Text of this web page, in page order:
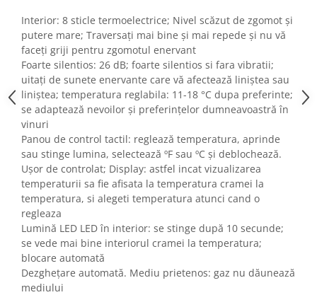
Bijuterii
Ceasuri barbatesti
Ceasuri dama
Cutii, curele si accesorii ceasuri
Genti si accesorii barbati
Genti si accesorii femei
Imbracaminte barbati
Imbracaminte femei
Imbracaminte si Incaltaminte copii
Incaltaminte barbati
Incaltaminte femei
Ochelari de soare
Ochelari de vedere
Gaming, Carti & Birotica
Birotica & Papetarie
Interior: 8 sticle termoelectrice; Nivel scăzut de zgomot și
putere mare; Traversați mai bine și mai repede și nu vă
faceți griji pentru zgomotul enervant
Foarte silentios: 26 dB; foarte silentios si fara vibratii;
uitați de sunete enervante care vă afectează liniștea sau
liniștea; temperatura reglabila: 11-18 °C dupa preferinte;
se adaptează nevoilor și preferințelor dumneavoastră în
vinuri
Panou de control tactil: reglează temperatura, aprinde
sau stinge lumina, selectează ºF sau ºC și deblochează.
Ușor de controlat; Display: astfel incat vizualizarea
temperaturii sa fie afisata la temperatura cramei la
temperatura, si alegeti temperatura atunci cand o
regleaza
Lumină LED LED în interior: se stinge după 10 secunde;
se vede mai bine interiorul cramei la temperatura;
blocare automată
Dezghețare automată. Mediu prietenos: gaz nu dăunează
mediului